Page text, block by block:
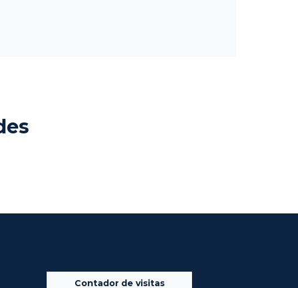
Contador de visitas